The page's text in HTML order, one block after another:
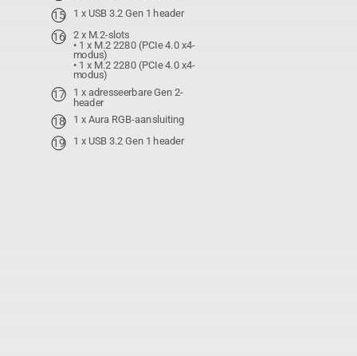
1 x USB 3.2 Gen 1 header
2 x M.2-slots
• 1 x M.2 2280 (PCIe 4.0 x4-
modus)
• 1 x M.2 2280 (PCIe 4.0 x4-
modus)
1 x adresseerbare Gen 2-
header
1 x Aura RGB-aansluiting
1 x USB 3.2 Gen 1 header